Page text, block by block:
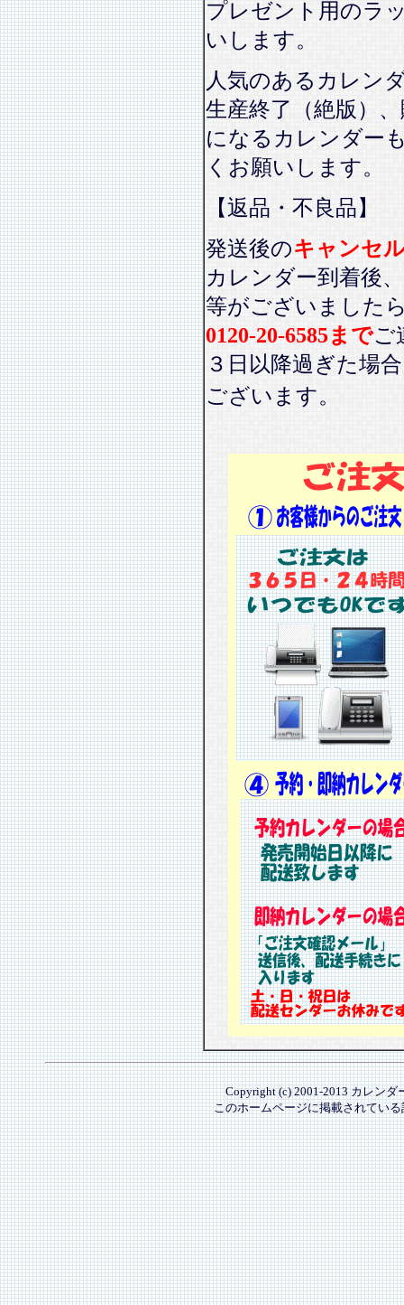
プレゼント用のラ
いします。
人気のあるカレン
生産終了（絶版）
になるカレンダー
くお願いします。
【返品・不良品】
発送後のキャンセ
カレンダー到着後、
等がございました
0120-20-6585までご
３日以降過ぎた場
ございます。
Copyright (c) 2001-2013 カレンダ
このホームページに掲載されてい